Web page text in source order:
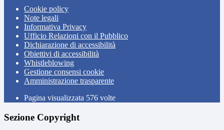
Cookie policy
Note legali
Informativa Privacy
Ufficio Relazioni con il Pubblico
Dichiarazione di accessibilità
Obiettivi di accessibilità
Whistleblowing
Gestione consensi cookie
Amministrazione trasparente
Pagina visualizzata 576 volte
Sezione Copyright